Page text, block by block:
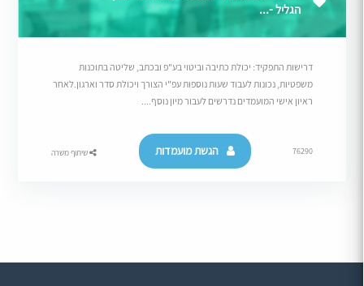
הגליל -...
דרישות התפקיד: יכולת כתיבה וביטוי בע"פ ובכתב, שליטה בתוכנות
משפטיות, נכונות לעבוד שעות נוספות עפ"י הצורך ויכולת סדר וארגון.לאחר
ראיון אישי המועמדים נדרשים לעבור מיון נוסף....
76290 הגשת מועמדות שיתוף משרה